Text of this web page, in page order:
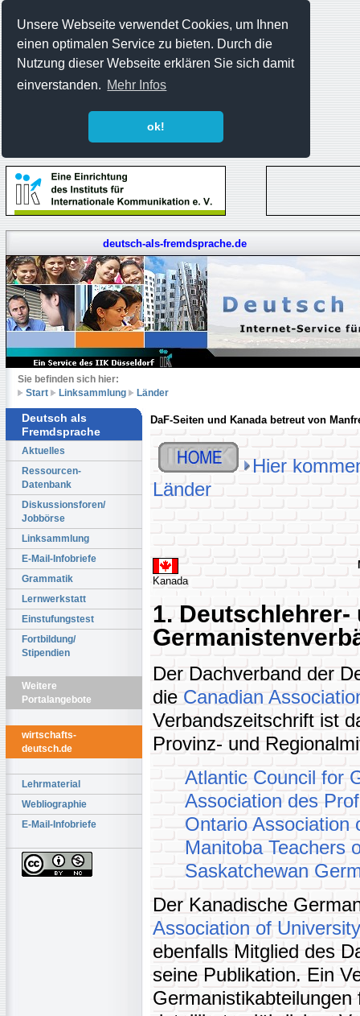
Unsere Webseite verwendet Cookies, um Ihnen
einen optimalen Service zu bieten. Durch die
Nutzung dieser Webseite erklären Sie sich damit
einverstanden. Mehr Infos
ok!
deutsch-als-fremdsprache.de
Sie befinden sich hier:
Start
Linksammlung Länder
Deutsch als
Fremdsprache
Aktuelles
Ressourcen-
Datenbank
Diskussionsforen/
Jobbörse
Linksammlung
E-Mail-Infobriefe
Grammatik
Lernwerkstatt
Einstufungstest
Fortbildung/
Stipendien
Weitere
Portalangebote
wirtschafts-
deutsch.de
Lehrmaterial
Webliographie
E-Mail-Infobriefe
DaF-Seiten und Kanada betreut von
Hier
Länder
Kanada
1. Deutschlehrer-
Der Dachverband der
die Canadian
Verbandszeitschrift ist
Provinz- und
Atlantic Council for
Association des
Ontario Association
Manitoba Teachers
Saskatchewan
Der Kanadische
Association of
ebenfalls Mitglied des
seine Publikation. Ein